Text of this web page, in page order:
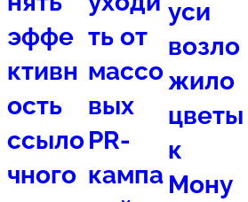
эффе
ктивн
ость
ссыло
чного
ть от
массо
вых
PR-
кампа
уси
возло
жило
цветы
к
Мону